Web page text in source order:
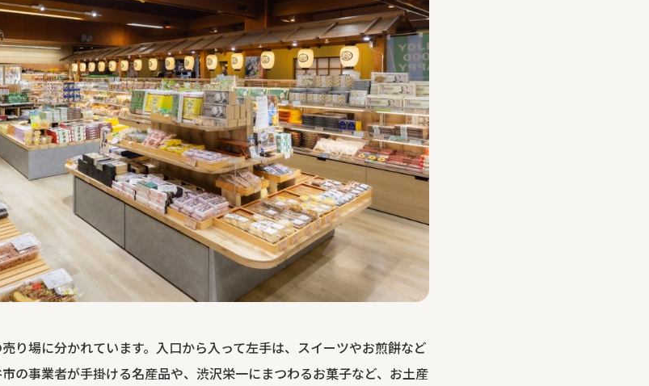
り場に分かれています。入口から入って左手は、スイーツやお煎餅など
の事業者が手掛ける名産品や、渋沢栄一にまつわるお菓子など、お土産